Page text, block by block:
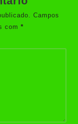
Campos
com *